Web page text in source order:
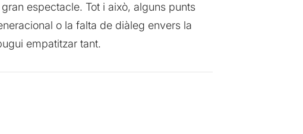
espectacle. Tot i això, alguns punts
o la falta de diàleg envers la
empatitzar tant.